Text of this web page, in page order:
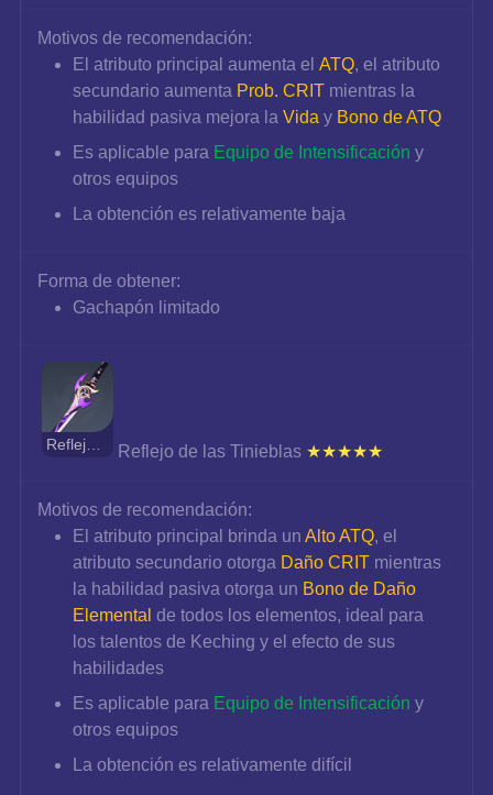
Motivos de recomendación:
El atributo principal aumenta el ATQ, el atributo
secundario aumenta Prob. CRIT mientras la
habilidad pasiva mejora la Vida y Bono de ATQ
Es aplicable para Equipo de Intensificación y
otros equipos
La obtención es relativamente baja
Forma de obtener:
Gachapón limitado
Reflejo de las Tinieblas Reflejo de las Tinieblas ★★★★★
Motivos de recomendación:
El atributo principal brinda un Alto ATQ, el
atributo secundario otorga Daño CRIT mientras
la habilidad pasiva otorga un Bono de Daño
Elemental de todos los elementos, ideal para
los talentos de Keching y el efecto de sus
habilidades
Es aplicable para Equipo de Intensificación y
otros equipos
La obtención es relativamente difícil